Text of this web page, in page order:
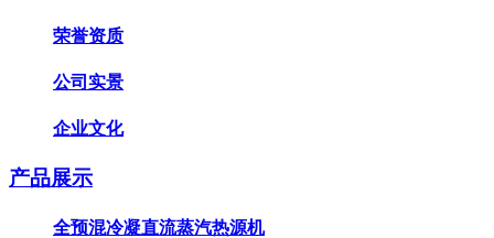
荣誉资质
公司实景
企业文化
产品展示
全预混冷凝直流蒸汽热源机